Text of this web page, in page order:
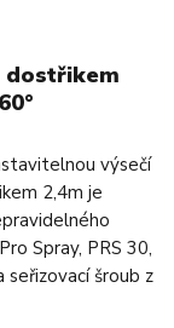
dostřikem
výsečí
2,4m je
Spray, PRS 30,
šroub z